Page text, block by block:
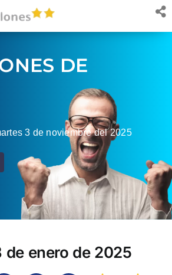
DE
3 de noviembre del 2025
de enero de 2025